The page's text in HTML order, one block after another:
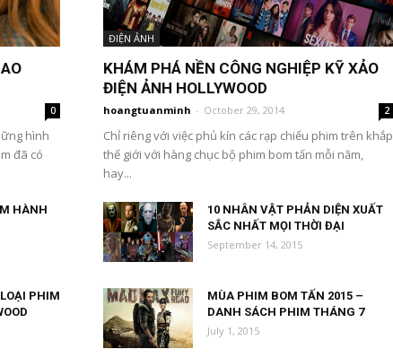
0
hình
đã có
ĐIỆN ẢNH
KHÁM PHÁ NỀN CÔNG NGHIỆP KỸ XẢO
ĐIỆN ẢNH HOLLYWOOD
hoangtuanminh - October 29, 2014 2
Chỉ riêng với việc phủ kín các rạp chiếu phim trên khắp
thế giới với hàng chục bộ phim bom tấn mỗi năm,
hay...
HÀNH
10 NHÂN VẬT PHẢN DIỆN XUẤT
SẮC NHẤT MỌI THỜI ĐẠI
September 14, 2015
PHIM
MÙA PHIM BOM TẤN 2015 –
DANH SÁCH PHIM THÁNG 7
July 1, 2015